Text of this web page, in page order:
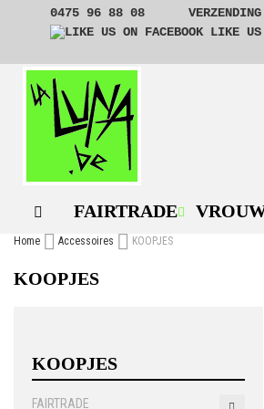
INHOUD
0475 96 88 08
LIKE
FAIRTRADE
Home Accessoires KOOPJES
KOOPJES
KOOPJES
FAIRTRADE